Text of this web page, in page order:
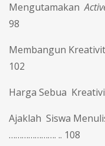
Mengutamakan
98
Membangun
102
Harga Sebua
Ajaklah Siswa
…………………. .. 108